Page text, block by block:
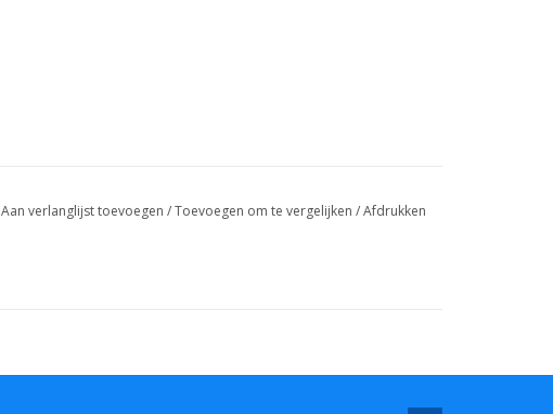
Aan verlanglijst toevoegen /Toevoegen om te vergelijken /Afdrukken